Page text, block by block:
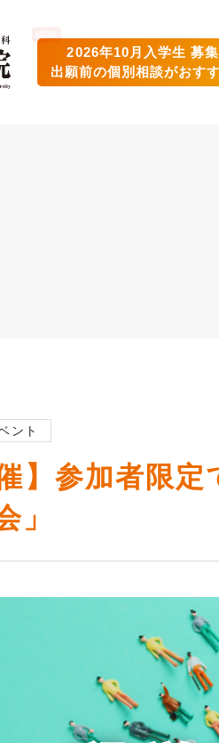
2026年10月入学生 募
出願前の個別相談がおす
ント
】参加者限
」